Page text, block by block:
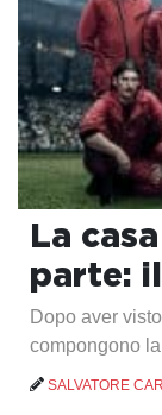
La
parte:
Dopo aver
compongono
SALVATORE